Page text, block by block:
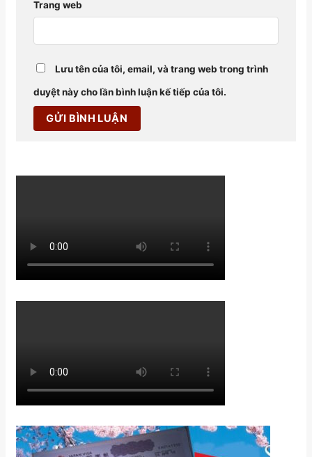
Trang web
Lưu tên của tôi, email, và trang web trong trình
duyệt này cho lần bình luận kế tiếp của tôi.